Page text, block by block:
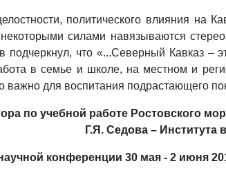
политического влияния на
силами навязываются
что «...Северный Кавказ –
в семье и школе, на местном и
для воспитания подрастающего
по учебной работе Ростовского
Г.Я. Седова – Института
конференции 30 мая - 2 июня